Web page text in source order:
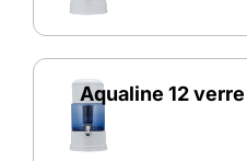
Aqualine 12 verre